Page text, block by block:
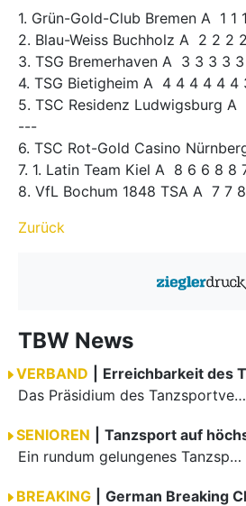
1. Grün-Gold-Club Bremen A 1 1 1
2. Blau-Weiss Buchholz A 2 2 2
3. TSG Bremerhaven A 3 3 3 3
4. TSG Bietigheim A 4 4 4 4 4 4
5. TSC Residenz Ludwigsburg
---
6. TSC Rot-Gold Casino
7. 1. Latin Team Kiel A 8 6 6 8 8
8. VfL Bochum 1848 TSA A 7 7
Zurück
TBW News
VERBAND
Das Präsidium des Tanzsportverbandes Baden-Württemberg (TBW) ist in der Zeit vom 09.08.2026 bis einschließlich 16.08.2026 nicht erreichbar. Da alle Präsidiumsmitglieder vor Ort bei den German Open…
SENIOREN
Ein rundum gelungenes Tanzsport-Wochenende liegt hinter den Paaren und Organisatoren in Enzklösterle. Am 1. und 2. August 2026 verwandelte sich die Festhalle wieder in einen lebendigen Mittelpunkt des…
BREAKING